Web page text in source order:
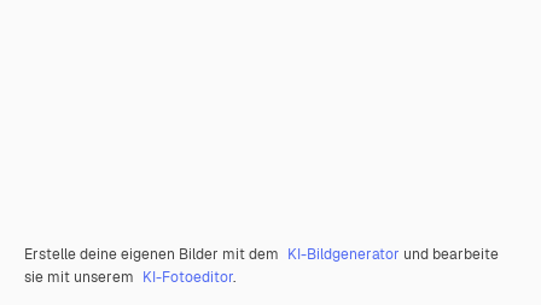
Erstelle deine eigenen Bilder mit dem KI-Bildgenerator und bearbeite
sie mit unserem KI-Fotoeditor.